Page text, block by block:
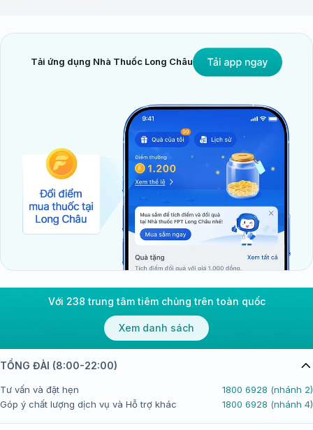
Tải ứng dụng Nhà Thuốc Long Châu
Với 238 trung tâm tiêm chủng trên toàn quốc
Xem danh sách
TỔNG ĐÀI (8:00-22:00)
Tư vấn và đặt hẹn
1800 6928 (nhánh 2)
Góp ý chất lượng dịch vụ và Hỗ trợ khác
1800 6928 (nhánh 4)